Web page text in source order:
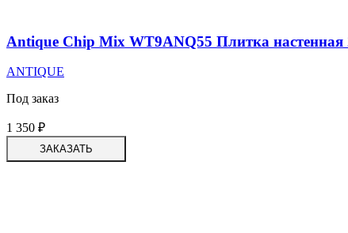
Antique Chip Mix WT9ANQ55 Плитка настенная
ANTIQUE
Под заказ
1 350 ₽
ЗАКАЗАТЬ